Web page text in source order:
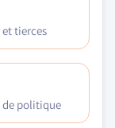
tierces
de politique